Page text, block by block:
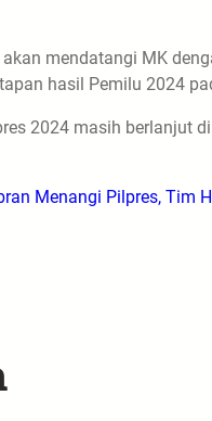
mendatangi MK
hasil Pemilu 2024
2024 masih berlanjut
Menangi Pilpres, Tim